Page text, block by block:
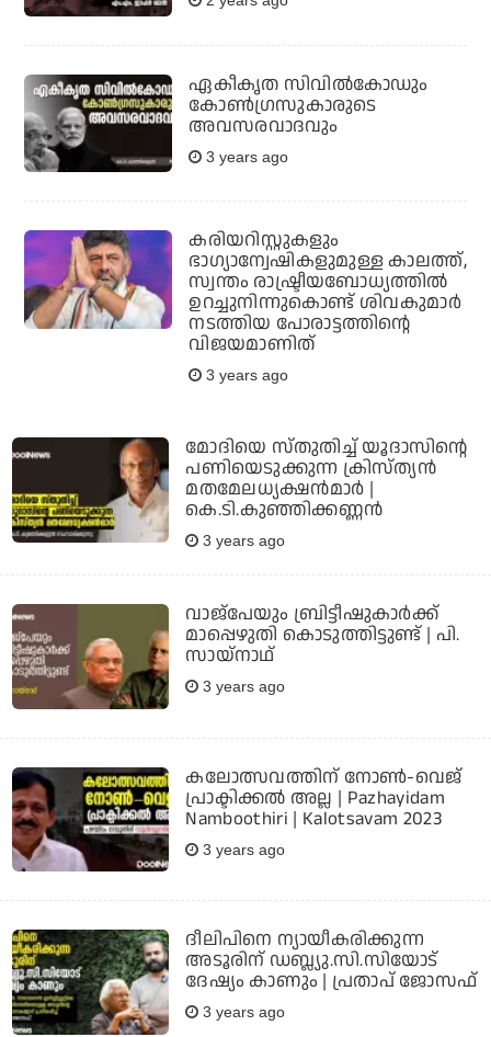
ഏകീകൃത സിവില്‍കോഡും
കോണ്‍ഗ്രസുകാരുടെ
അവസരവാദവും
3 years ago
കരിയറിസ്റ്റുകളും
ഭാഗ്യാന്വേഷികളുമുള്ള കാലത്ത്,
സ്വന്തം രാഷ്ട്രീയബോധ്യത്തില്‍
ഉറച്ചുനിന്നുകൊണ്ട് ശിവകുമാര്‍
നടത്തിയ പോരാട്ടത്തിന്റെ
വിജയമാണിത്
3 years ago
മോദിയെ സ്തുതിച്ച് യൂദാസിന്റെ
പണിയെടുക്കുന്ന ക്രിസ്ത്യന്‍
മതമേലധ്യക്ഷന്‍മാര്‍ |
കെ.ടി.കുഞ്ഞിക്കണ്ണന്‍
3 years ago
വാജ്പേയും ബ്രിട്ടീഷുകാര്‍ക്ക്
മാപ്പെഴുതി കൊടുത്തിട്ടുണ്ട് | പി.
സായ്‌നാഥ്
3 years ago
കലോത്സവത്തിന് നോണ്‍-വെജ്
പ്രാക്ടിക്കല്‍ അല്ല | Pazhayidam
Namboothiri | Kalotsavam 2023
3 years ago
ദീലിപിനെ ന്യായീകരിക്കുന്ന
അടൂരിന് ഡബ്ല്യു.സി.സിയോട്
ദേഷ്യം കാണും | പ്രതാപ് ജോസഫ്
3 years ago